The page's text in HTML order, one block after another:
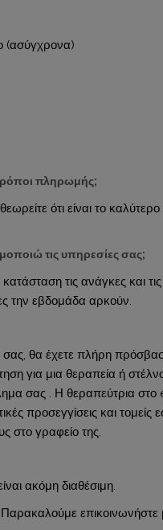
(ασύγχρονα)
τρόποι πληρωμής;
ότι είναι το
τις υπηρεσίες σας;
τις ανάγκες και
την εβδομάδα αρκούν.
θα έχετε πλήρη
για μια θεραπεία ή
σας . Η θεραπεύτρια
προσεγγίσεις και
στο γραφείο της.
ακόμη διαθέσιμη.